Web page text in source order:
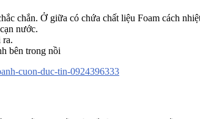
chắn. Ở giữa có chứa chất liệu Foam cách
nước.
ra.
bên trong nồi